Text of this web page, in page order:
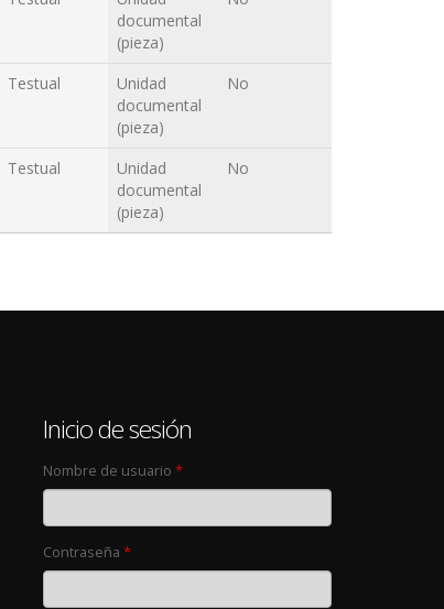
documental
(pieza)
Testual
Unidad
documental
(pieza)
No
Testual
Unidad
documental
(pieza)
No
Inicio de sesión
Nombre de usuario *
Contraseña *